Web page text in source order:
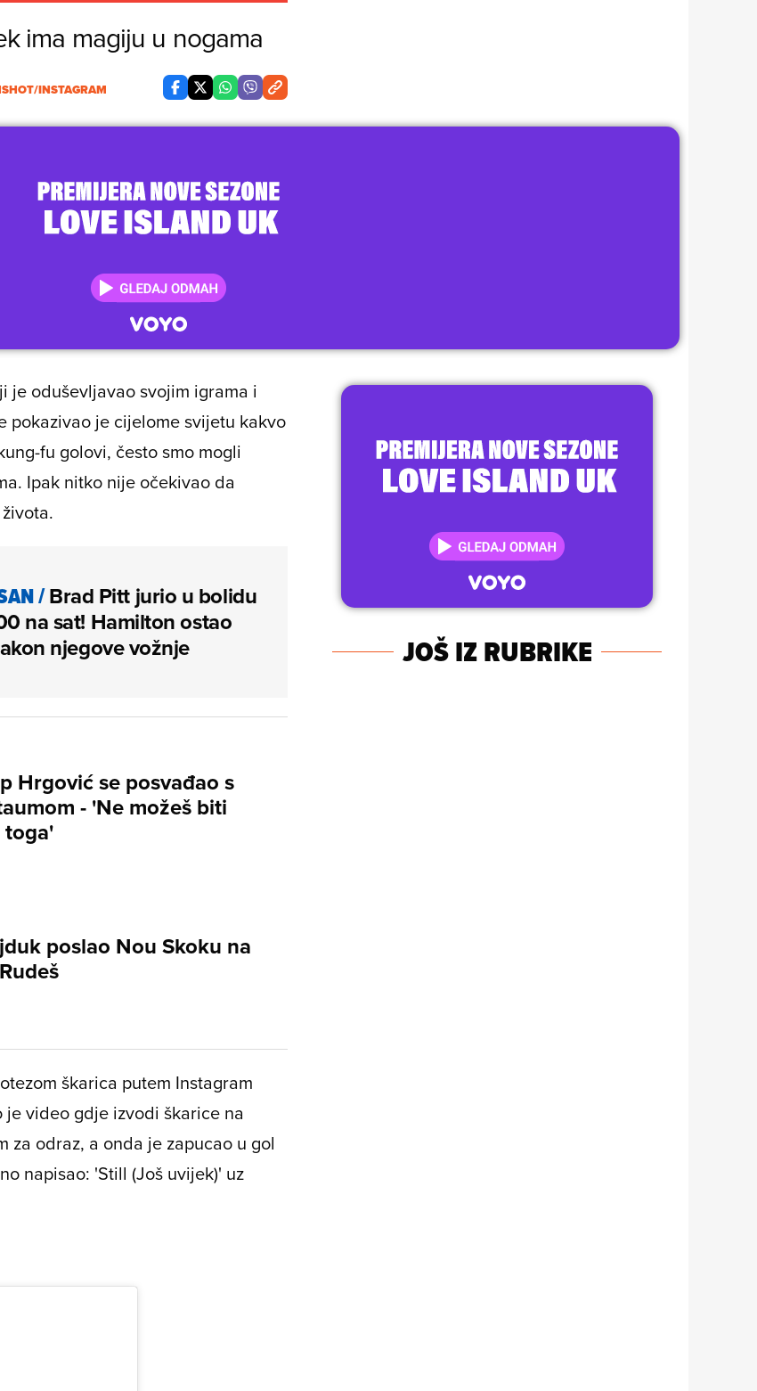
ima magiju u nogama
INSTAGRAM
je oduševljavao svojim igrama i
pokazivao je cijelome svijetu kakvo
fu golovi, često smo mogli
Ipak nitko nije očekivao da
/Brad Pitt jurio u bolidu
na sat! Hamilton ostao
njegove vožnje
Hrgović se posvađao s
- 'Ne možeš biti
toga'
poslao Nou Skoku na
škarica putem Instagram
video gdje izvodi škarice na
za odraz, a onda je zapucao u gol
napisao: 'Still (Još uvijek)' uz
JOŠ IZ RUBRIKE